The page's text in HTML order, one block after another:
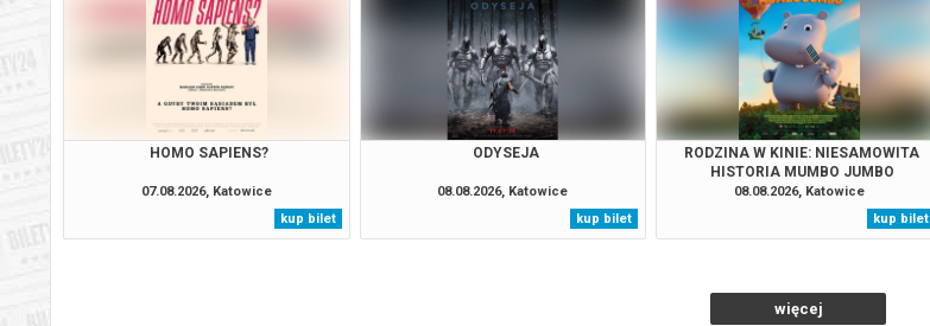
HOMO SAPIENS?
07.08.2026, Katowice
kup bilet
ODYSEJA
08.08.2026, Katowice
kup bilet
RODZINA W KINIE: NIESAMOWITA
HISTORIA MUMBO JUMBO
08.08.2026, Katowice
kup bilet
więcej